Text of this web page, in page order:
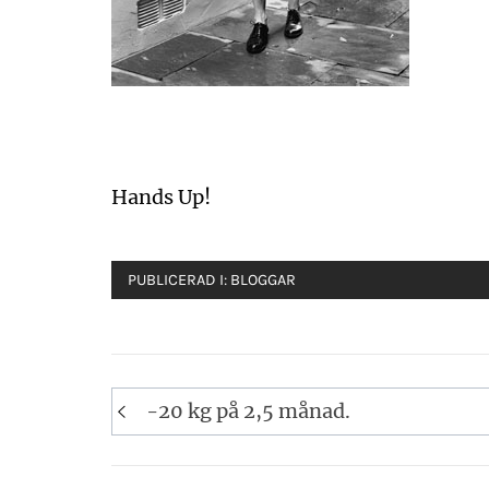
Hands Up!
PUBLICERAD I: BLOGGAR
Inläggsnavigering
-20 kg på 2,5 månad.